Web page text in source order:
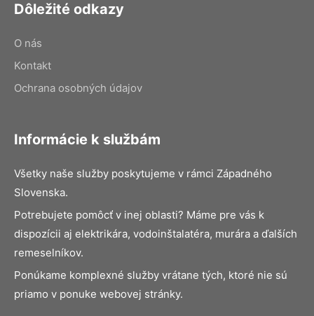
Dôležité odkazy
O nás
Kontakt
Ochrana osobných údajov
Informácie k službám
Všetky naše služby poskytujeme v rámci Západného
Slovenska.
Potrebujete pomôcť v inej oblasti? Máme pre vás k
dispozícii aj elektrikára, vodoinštalatéra, murára a ďalších
remeselníkov.
Ponúkame komplexné služby vrátane tých, ktoré nie sú
priamo v ponuke webovej stránky.